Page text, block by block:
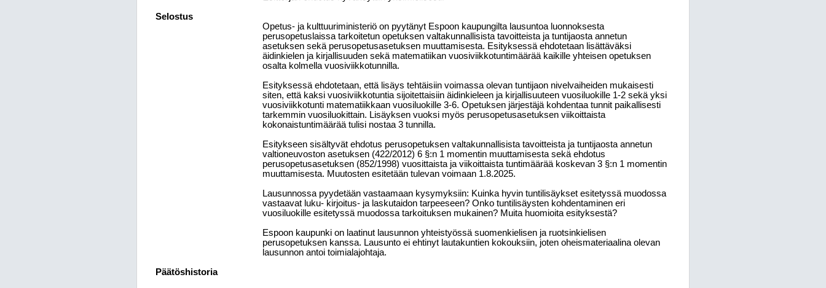
Selostus
Opetus- ja kulttuuriministeriö on pyytänyt Espoon kaupungilta lausuntoa luonnoksesta
perusopetuslaissa tarkoitetun opetuksen valtakunnallisista tavoitteista ja tuntijaosta annetun
asetuksen sekä perusopetusasetuksen muuttamisesta. Esityksessä ehdotetaan lisättäväksi
äidinkielen ja kirjallisuuden sekä matematiikan vuosiviikkotuntimäärää kaikille yhteisen opetuksen
osalta kolmella vuosiviikkotunnilla.
Esityksessä ehdotetaan, että lisäys tehtäisiin voimassa olevan tuntijaon nivelvaiheiden mukaisesti
siten, että kaksi vuosiviikkotuntia sijoitettaisiin äidinkieleen ja kirjallisuuteen vuosiluokille 1-2 sekä yksi
vuosiviikkotunti matematiikkaan vuosiluokille 3-6. Opetuksen järjestäjä kohdentaa tunnit paikallisesti
tarkemmin vuosiluokittain. Lisäyksen vuoksi myös perusopetusasetuksen viikoittaista
kokonaistuntimäärää tulisi nostaa 3 tunnilla.
Esitykseen sisältyvät ehdotus perusopetuksen valtakunnallisista tavoitteista ja tuntijaosta annetun
valtioneuvoston asetuksen (422/2012) 6 §:n 1 momentin muuttamisesta sekä ehdotus
perusopetusasetuksen (852/1998) vuosittaista ja viikoittaista tuntimäärää koskevan 3 §:n 1 momentin
muuttamisesta. Muutosten esitetään tulevan voimaan 1.8.2025.
Lausunnossa pyydetään vastaamaan kysymyksiin: Kuinka hyvin tuntilisäykset esitetyssä muodossa
vastaavat luku- kirjoitus- ja laskutaidon tarpeeseen? Onko tuntilisäysten kohdentaminen eri
vuosiluokille esitetyssä muodossa tarkoituksen mukainen? Muita huomioita esityksestä?
Espoon kaupunki on laatinut lausunnon yhteistyössä suomenkielisen ja ruotsinkielisen
perusopetuksen kanssa. Lausunto ei ehtinyt lautakuntien kokouksiin, joten oheismateriaalina olevan
lausunnon antoi toimialajohtaja.
Päätöshistoria